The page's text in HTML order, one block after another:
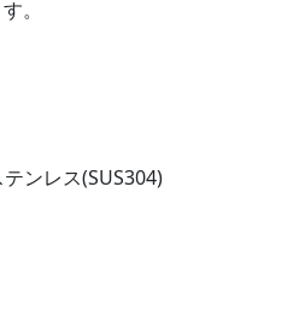
。
ンレス(SUS304)